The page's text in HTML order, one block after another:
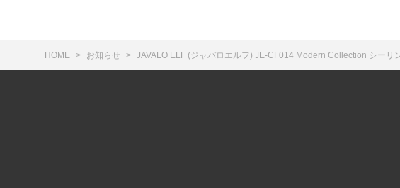
HOME お知らせ JAVALO ELF (ジャバロエルフ) JE-CF014 Modern Collection シー